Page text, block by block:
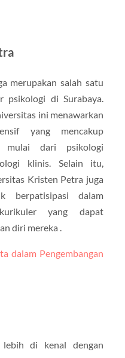
merupakan salah satu
psikologi di Surabaya.
ini menawarkan
yang mencakup
mulai dari psikologi
klinis. Selain itu,
Kristen Petra juga
berpatisipasi dalam
yang dapat
diri mereka .
dalam Pengembangan
lebih di kenal dengan